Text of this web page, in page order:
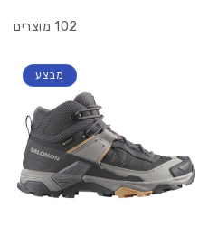
102 מוצרים
מבצע